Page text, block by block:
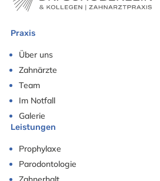
Praxis
Über uns
Zahnärzte
Team
Im Notfall
Galerie
Leistungen
Prophylaxe
Parodontologie